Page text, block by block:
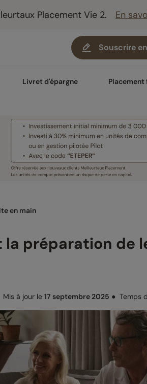
Placement Vie 2. En
Souscrire
Livret d'épargne Placement
en main
la préparation de
Mis à jour le 17 septembre 2025 ● Temps